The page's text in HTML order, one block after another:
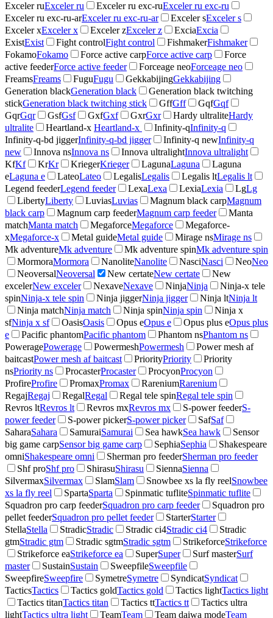
Exceler ruExceler ru Exceler ru exc-ruExceler ru exc-ru
Exceler ru exc-ru-arExceler ru exc-ru-ar Exceler sExceler s
Exceler xExceler x Exceler zExceler z ExciaExcia
ExistExist Fight controlFight control FishmakerFishmaker
FokamoFokamo Force active carpForce active carp
Force
active feederForce active feeder Forceage neoForceage neo
FreamsFreams FuguFugu GekkabijingGekkabijing
Generation blackGeneration black
Generation black twitching
stickGeneration black twitching stick GffGff GqfGqf
GqrGqr GsfGsf GxfGxf GxrGxr Hardy ultraliteHardy
ultralite
Heartland-x Heartland-x Infinity-qInfinity-q
Infinity-q-bd jiggerInfinity-q-bd jigger Infinity-q newInfinity-q
new
Innova nsInnova ns Innova ultralightInnova ultralight
KfKf KrKr KriegerKrieger LagunaLaguna
Laguna
eLaguna e LateoLateo LegalisLegalis Legalis ltLegalis lt
Legend feederLegend feeder LexaLexa LexiaLexia LgLg
LibertyLiberty LuviasLuvias Magnum black carpMagnum
black carp
Magnum carp feederMagnum carp feeder
Manta
matchManta match MegaforceMegaforce
Megaforce-
xMegaforce-x Metal guideMetal guide Mirage nsMirage ns
Mk adventureMk adventure Mk adventure spinMk adventure spin
MormoraMormora NanoliteNanolite NasciNasci NeoNeo
NeoversalNeoversal New certateNew certate
New
excelerNew exceler NexaveNexave NinjaNinja
Ninja-x tele
spinNinja-x tele spin Ninja jiggerNinja jigger Ninja ltNinja lt
Ninja matchNinja match Ninja spinNinja spin
Ninja x
sfNinja x sf OasisOasis Opus eOpus e Opus plus eOpus plus
e
Pacific phantomPacific phantom Phantom nsPhantom ns
PoweragePowerage PowermeshPowermesh
Power mesh af
baitcastPower mesh af baitcast PriorityPriority
Priority
nsPriority ns ProcasterProcaster ProcyonProcyon
ProfireProfire PromaxPromax RareniumRarenium
RegajRegaj RegalRegal Regal tele spinRegal tele spin
Revros ltRevros lt Revros mxRevros mx S-power feederS-
power feeder
S-power pickerS-power picker SafSaf
SaharaSahara SamuraiSamurai Sea hawkSea hawk
Sensor
big game carpSensor big game carp SephiaSephia
Shakespeare
omniShakespeare omni Sherman pro feederSherman pro feeder
Shf proShf pro ShirasuShirasu SiennaSienna
SilvermaxSilvermax SlamSlam Snowbee xs la fly reelSnowbee
xs la fly reel
SpartaSparta Spinmatic tufliteSpinmatic tuflite
Squadron pro carp feederSquadron pro carp feeder
Squadron pro
pellet feederSquadron pro pellet feeder StarterStarter
StellaStella StradicStradic Stradic ci4Stradic ci4
Stradic
gtmStradic gtm Stradic sgtmStradic sgtm StrikeforceStrikeforce
Strikeforce eaStrikeforce ea SuperSuper Surf masterSurf
master
SustainSustain SweepfileSweepfile
SweepfireSweepfire SymetreSymetre SyndicatSyndicat
TacticsTactics Tactics goldTactics gold Tactics lightTactics light
Tactics titanTactics titan Tactics ttTactics tt
Tactics ultra
lightTactics ultra light TeamTeam Team daiwa modeTeam